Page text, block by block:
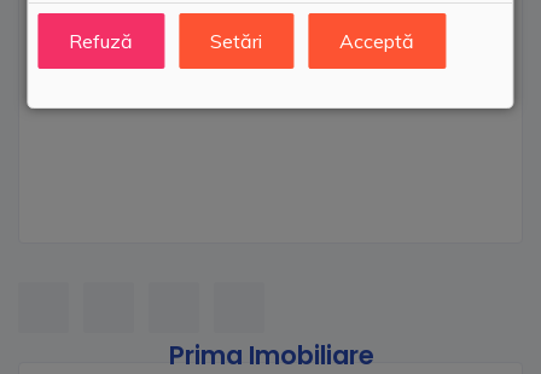
Refuză Setări Acceptă
Prima Imobiliare